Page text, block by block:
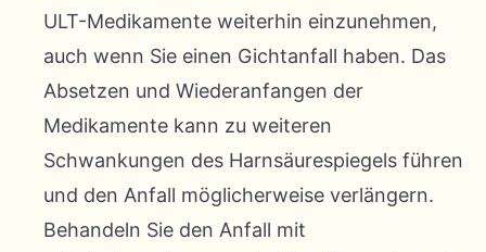
ULT-Medikamente weiterhin einzunehmen,
auch wenn Sie einen Gichtanfall haben. Das
Absetzen und Wiederanfangen der
Medikamente kann zu weiteren
Schwankungen des Harnsäurespiegels führen
und den Anfall möglicherweise verlängern.
Behandeln Sie den Anfall mit